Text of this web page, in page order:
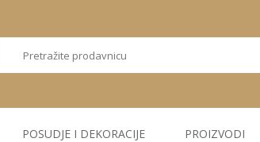
POSUDJE I DEKORACIJE PROIZVODI